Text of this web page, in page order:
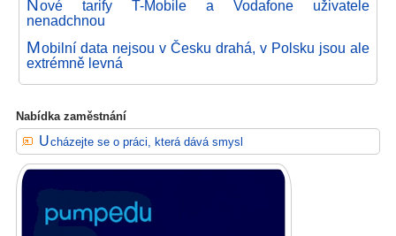
Nové tarify T-Mobile a Vodafone uživatele
nenadchnou
Mobilní data nejsou v Česku drahá, v Polsku jsou ale
extrémně levná
Nabídka zaměstnání
Ucházejte se o práci, která dává smysl